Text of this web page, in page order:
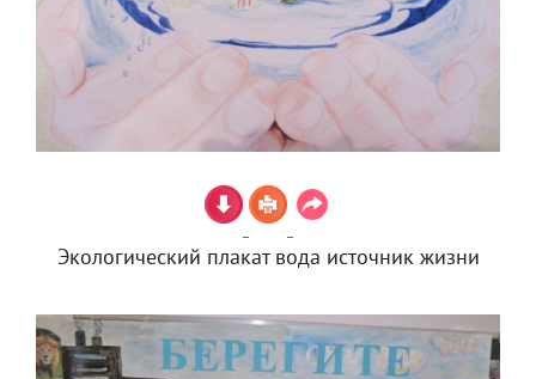
Экологический плакат вода источник жизни